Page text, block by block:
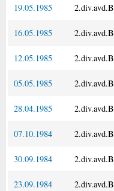
19.05.1985 2.div.avd.B
16.05.1985 2.div.avd.B
12.05.1985 2.div.avd.B
05.05.1985 2.div.avd.B
28.04.1985 2.div.avd.B
07.10.1984 2.div.avd.B
30.09.1984 2.div.avd.B
23.09.1984 2.div.avd.B